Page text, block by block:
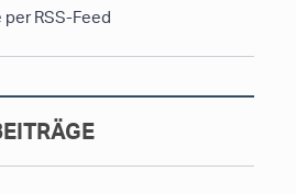
RSS-Feed